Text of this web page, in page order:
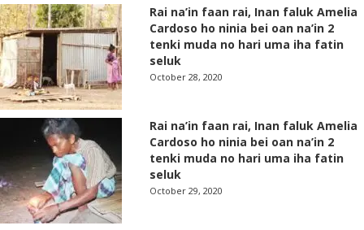
Rai na’in faan rai, Inan faluk Amelia
Cardoso ho ninia bei oan na’in 2
tenki muda no hari uma iha fatin
seluk
October 28, 2020
Rai na’in faan rai, Inan faluk Amelia
Cardoso ho ninia bei oan na’in 2
tenki muda no hari uma iha fatin
seluk
October 29, 2020